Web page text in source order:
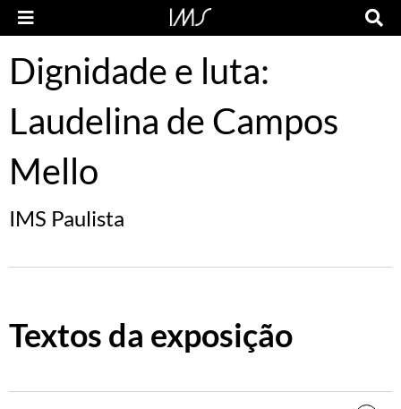
Dignidade e luta:
Laudelina de Campos
Mello
IMS Paulista
Textos da exposição